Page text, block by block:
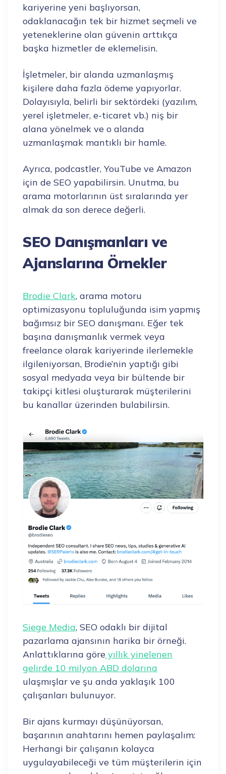
kariyerine yeni başlıyorsan,
odaklanacağın tek bir hizmet seçmeli ve
yeteneklerine olan güvenin arttıkça
başka hizmetler de eklemelisin.
İşletmeler, bir alanda uzmanlaşmış
kişilere daha fazla ödeme yapıyorlar.
Dolayısıyla, belirli bir sektördeki (yazılım,
yerel işletmeler, e-ticaret vb.) niş bir
alana yönelmek ve o alanda
uzmanlaşmak mantıklı bir hamle.
Ayrıca, podcastler, YouTube ve Amazon
için de SEO yapabilirsin. Unutma, bu
arama motorlarının üst sıralarında yer
almak da son derece değerli.
SEO Danışmanları ve
Ajanslarına Örnekler
Brodie Clark, arama motoru
optimizasyonu topluluğunda isim yapmış
bağımsız bir SEO danışmanı. Eğer tek
başına danışmanlık vermek veya
freelance olarak kariyerinde ilerlemekle
ilgileniyorsan, Brodie’nin yaptığı gibi
sosyal medyada veya bir bültende bir
takipçi kitlesi oluşturarak müşterilerini
bu kanallar üzerinden bulabilirsin.
Siege Media, SEO odaklı bir dijital
pazarlama ajansının harika bir örneği.
Anlattıklarına göre yıllık yinelenen
gelirde 10 milyon ABD dolarına
ulaşmışlar ve şu anda yaklaşık 100
çalışanları bulunuyor.
Bir ajans kurmayı düşünüyorsan,
başarının anahtarını hemen paylaşalım:
Herhangi bir çalışanın kolayca
uygulayabileceği ve tüm müşterilerin için